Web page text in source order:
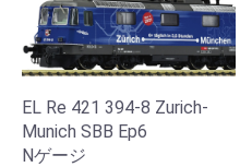
EL Re 421 394-8 Zurich-
Munich SBB Ep6
Nゲージ